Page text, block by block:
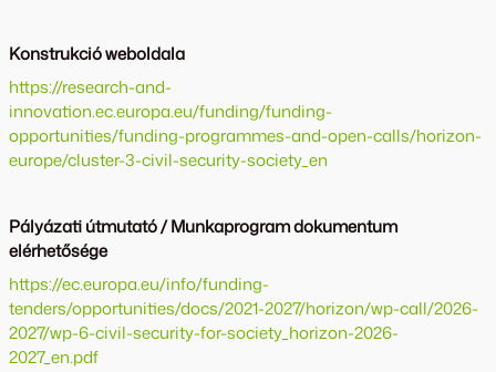
Konstrukció weboldala
https://research-and-
innovation.ec.europa.eu/funding/funding-
opportunities/funding-programmes-and-open-calls/horizon-
europe/cluster-3-civil-security-society_en
Pályázati útmutató / Munkaprogram dokumentum
elérhetősége
https://ec.europa.eu/info/funding-
tenders/opportunities/docs/2021-2027/horizon/wp-call/2026-
2027/wp-6-civil-security-for-society_horizon-2026-
2027_en.pdf